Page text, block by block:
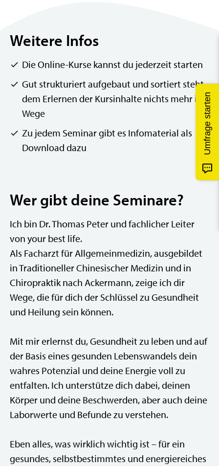
Weitere Infos
Die Online-Kurse kannst du jederzeit starten
Gut strukturiert aufgebaut und sortiert steht
dem Erlernen der Kursinhalte nichts mehr im
Wege
Zu jedem Seminar gibt es Infomaterial als
Download dazu
Wer gibt deine Seminare?
Ich bin Dr. Thomas Peter und fachlicher Leiter
von your best life.
Als Facharzt für Allgemeinmedizin, ausgebildet
in Traditioneller Chinesischer Medizin und in
Chiropraktik nach Ackermann, zeige ich dir
Wege, die für dich der Schlüssel zu Gesundheit
und Heilung sein können.
Mit mir erlernst du, Gesundheit zu leben und auf
der Basis eines gesunden Lebenswandels dein
wahres Potenzial und deine Energie voll zu
entfalten. Ich unterstütze dich dabei, deinen
Körper und deine Beschwerden, aber auch deine
Laborwerte und Befunde zu verstehen.
Eben alles, was wirklich wichtig ist – für ein
gesundes, selbstbestimmtes und energiereiches
Umfrage starten
Umfrage starten